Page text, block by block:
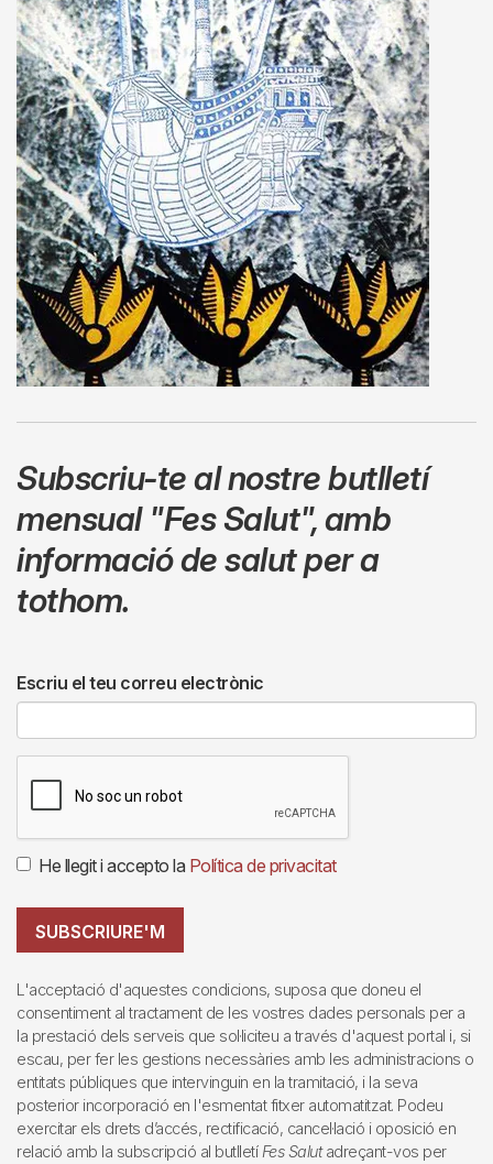
Subscriu-te al nostre butlletí
mensual "Fes Salut",amb
informació de salut per a
tothom.
Escriu el teu correu electrònic
He llegit i accepto la Política de privacitat
SUBSCRIURE'M
L'acceptació d'aquestes condicions, suposa que doneu el
consentiment al tractament de les vostres dades personals per a
la prestació dels serveis que sol·liciteu a través d'aquest portal i, si
escau, per fer les gestions necessàries amb les administracions o
entitats públiques que intervinguin en la tramitació, i la seva
posterior incorporació en l'esmentat fitxer automatitzat. Podeu
exercitar els drets d’accés, rectificació, cancel·lació i oposició en
relació amb la subscripció al butlletí Fes Salutadreçant-vos per